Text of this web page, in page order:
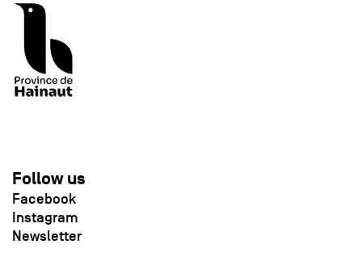
Follow us
Facebook
Instagram
Newsletter